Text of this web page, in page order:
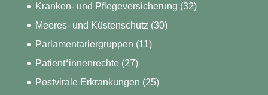
Kranken- und Pflegeversicherung (32)
Meeres- und Küstenschutz (30)
Parlamentariergruppen (11)
Patient*innenrechte(27)
Postvirale Erkrankungen (25)